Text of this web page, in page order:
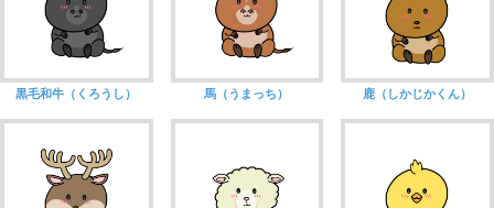
黒毛和牛（くろうし） 馬（うまっち） 鹿（しかじかくん）